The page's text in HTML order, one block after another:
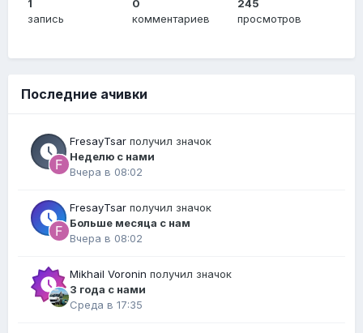
1
запись
0
комментариев
245
просмотров
Последние ачивки
FresayTsar получил значок
Неделю с нами
Вчера в 08:02
FresayTsar получил значок
Больше месяца с нам
Вчера в 08:02
Mikhail Voronin получил значок
3 года с нами
Среда в 17:35